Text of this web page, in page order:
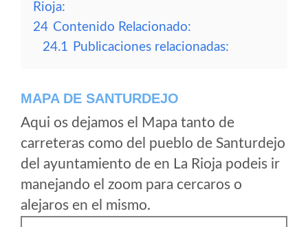
Rioja:
24 Contenido Relacionado:
24.1 Publicaciones relacionadas:
MAPA DE SANTURDEJO
Aqui os dejamos el Mapa tanto de
carreteras como del pueblo de Santurdejo
del ayuntamiento de en La Rioja podeis ir
manejando el zoom para cercaros o
alejaros en el mismo.